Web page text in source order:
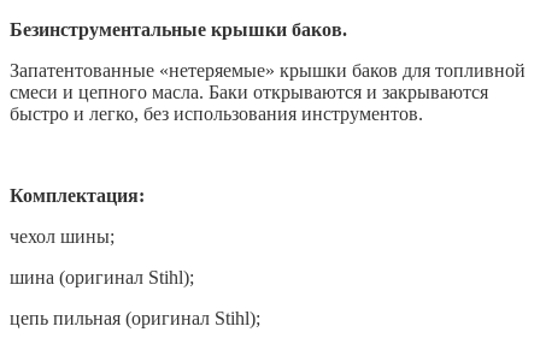
Безинструментальные крышки баков.
Запатентованные «нетеряемые» крышки баков для топливной
смеси и цепного масла. Баки открываются и закрываются
быстро и легко, без использования инструментов.
Комплектация:
чехол шины;
шина (оригинал Stihl);
цепь пильная (оригинал Stihl);